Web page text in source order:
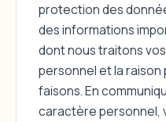
protection des
des informations
dont nous traitons
personnel et la raison
faisons. En
caractère personnel,